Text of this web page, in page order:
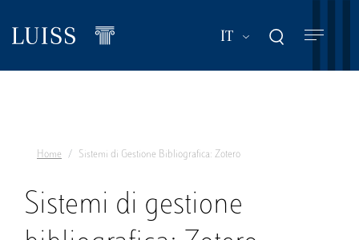
contenuto
IT Mostra ulteriori
Home Sistemi di Gestione Bibliografica: Zotero
Sistemi di gestione